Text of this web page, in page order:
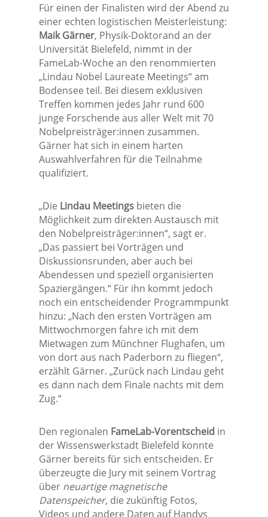
Für einen der Finalisten wird der Abend zu
einer echten logistischen Meisterleistung:
Maik Gärner, Physik-Doktorand an der
Universität Bielefeld, nimmt in der
FameLab-Woche an den renommierten
„Lindau Nobel Laureate Meetings“ am
Bodensee teil. Bei diesem exklusiven
Treffen kommen jedes Jahr rund 600
junge Forschende aus aller Welt mit 70
Nobelpreisträger:innen zusammen.
Gärner hat sich in einem harten
Auswahlverfahren für die Teilnahme
qualifiziert.
„Die Lindau Meetingsbieten die
Möglichkeit zum direkten Austausch mit
den Nobelpreisträger:innen“, sagt er.
„Das passiert bei Vorträgen und
Diskussionsrunden, aber auch bei
Abendessen und speziell organisierten
Spaziergängen.“ Für ihn kommt jedoch
noch ein entscheidender Programmpunkt
hinzu: „Nach den ersten Vorträgen am
Mittwochmorgen fahre ich mit dem
Mietwagen zum Münchner Flughafen, um
von dort aus nach Paderborn zu fliegen“,
erzählt Gärner. „Zurück nach Lindau geht
es dann nach dem Finale nachts mit dem
Zug.“
Den regionalen FameLab-Vorentscheid in
der Wissenswerkstadt Bielefeld konnte
Gärner bereits für sich entscheiden. Er
überzeugte die Jury mit seinem Vortrag
über neuartige magnetische
Datenspeicher, die zukünftig Fotos,
Videos und andere Daten auf Handys